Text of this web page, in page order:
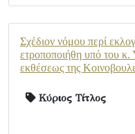
Σχέδιον νόμου περί
ετροποποιήθη υπό του
εκθέσεως της
Κύριος Τίτλος